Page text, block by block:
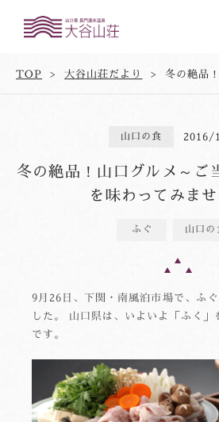
TOP 大谷山荘だより 冬の絶品！山口グルメ
山口の食 2016/
冬の絶品！山口グルメ～ご
を味わってみま
ふぐ 山口の
9月26日、下関・南風泊市場で、ふ
した。 山口県は、いよいよ「ふく」
です。